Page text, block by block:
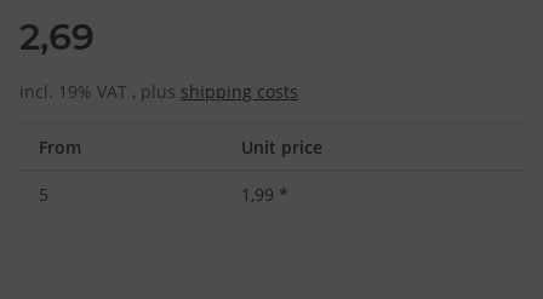
2,69
incl. 19% VAT , plus shipping costs
From Unit price
5 1,99 *